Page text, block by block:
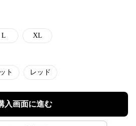
L XL
ト レッド
入画面に進む